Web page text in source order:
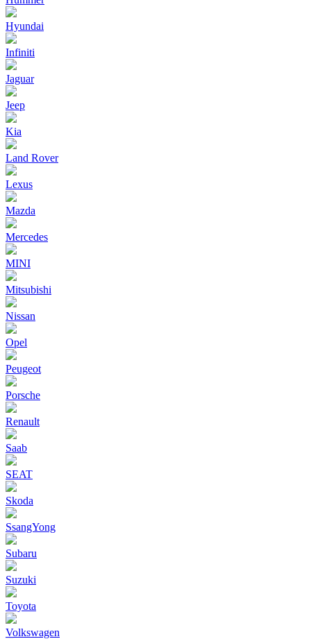
Hyundai
Infiniti
Jaguar
Jeep
Kia
Land Rover
Lexus
Mazda
Mercedes
MINI
Mitsubishi
Nissan
Opel
Peugeot
Porsche
Renault
Saab
SEAT
Skoda
SsangYong
Subaru
Suzuki
Toyota
Volkswagen